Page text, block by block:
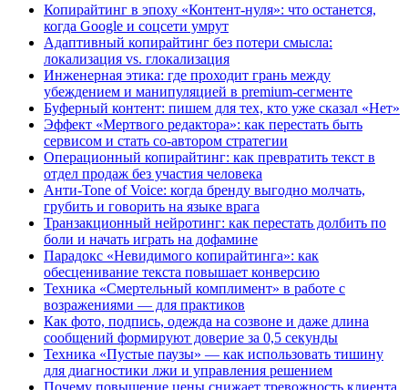
Копирайтинг в эпоху «Контент-нуля»: что останется,
когда Google и соцсети умрут
Адаптивный копирайтинг без потери смысла:
локализация vs. глокализация
Инженерная этика: где проходит грань между
убеждением и манипуляцией в premium-сегменте
Буферный контент: пишем для тех, кто уже сказал «Нет»
Эффект «Мертвого редактора»: как перестать быть
сервисом и стать со-автором стратегии
Операционный копирайтинг: как превратить текст в
отдел продаж без участия человека
Анти-Tone of Voice: когда бренду выгодно молчать,
грубить и говорить на языке врага
Транзакционный нейротинг: как перестать долбить по
боли и начать играть на дофамине
Парадокс «Невидимого копирайтинга»: как
обесценивание текста повышает конверсию
Техника «Смертельный комплимент» в работе с
возражениями — для практиков
Как фото, подпись, одежда на созвоне и даже длина
сообщений формируют доверие за 0,5 секунды
Техника «Пустые паузы» — как использовать тишину
для диагностики лжи и управления решением
Почему повышение цены снижает тревожность клиента